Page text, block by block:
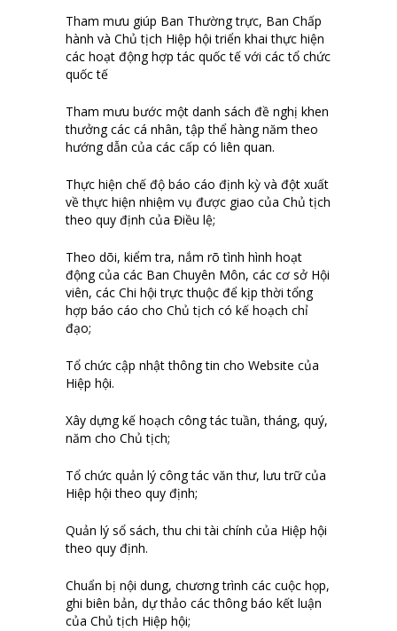
Tham mưu giúp Ban Thường trực, Ban Chấp
hành và Chủ tịch Hiệp hội triển khai thực hiện
các hoạt động hợp tác quốc tế với các tổ chức
quốc tế
Tham mưu bước một danh sách đề nghị khen
thưởng các cá nhân, tập thể hàng năm theo
hướng dẫn của các cấp có liên quan.
Thực hiện chế độ báo cáo định kỳ và đột xuất
về thực hiện nhiệm vụ được giao của Chủ tịch
theo quy định của Điều lệ;
Theo dõi, kiểm tra, nắm rõ tình hình hoạt
động của các Ban Chuyên Môn, các cơ sở Hội
viên, các Chi hội trực thuộc để kịp thời tổng
hợp báo cáo cho Chủ tịch có kế hoạch chỉ
đạo;
Tổ chức cập nhật thông tin cho Website của
Hiệp hội.
Xây dựng kế hoạch công tác tuần, tháng, quý,
năm cho Chủ tịch;
Tổ chức quản lý công tác văn thư, lưu trữ của
Hiệp hội theo quy định;
Quản lý sổ sách, thu chi tài chính của Hiệp hội
theo quy định.
Chuẩn bị nội dung, chương trình các cuộc họp,
ghi biên bản, dự thảo các thông báo kết luận
của Chủ tịch Hiệp hội;